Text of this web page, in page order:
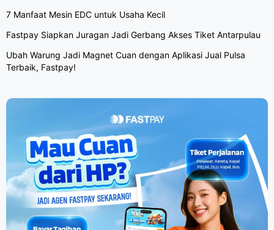
7 Manfaat Mesin EDC untuk Usaha Kecil
Fastpay Siapkan Juragan Jadi Gerbang Akses Tiket Antarpulau
Ubah Warung Jadi Magnet Cuan dengan Aplikasi Jual Pulsa
Terbaik, Fastpay!